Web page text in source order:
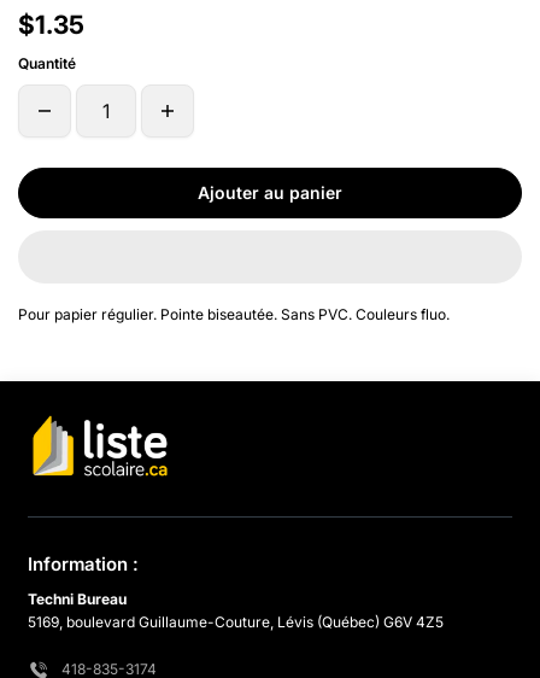
$1.35
Quantité
Ajouter au panier
Pour papier régulier. Pointe biseautée. Sans PVC. Couleurs fluo.
Information :
Techni Bureau
5169, boulevard Guillaume-Couture, Lévis (Québec) G6V 4Z5
418-835-3174